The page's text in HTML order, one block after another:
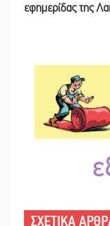
εφημερίδας της
ΣΧΕΤΙΚΑ